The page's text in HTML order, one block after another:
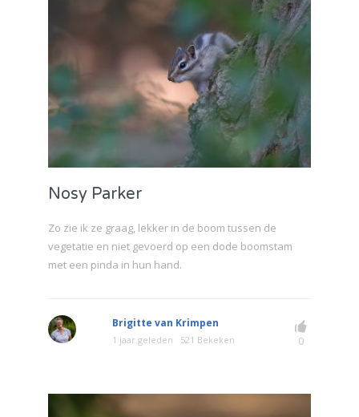
Nosy Parker
Zo zie ik ze graag, lekker in de boom tussen de
vegetatie en niet gevoerd op een dode boomstam
met een pinda in hun hand.
Brigitte van Krimpen
1 jaar geleden 521 Bekeken 0